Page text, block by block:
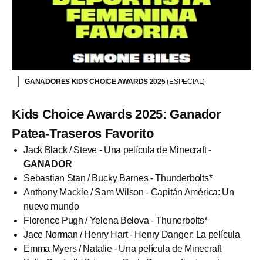
GANADORES KIDS CHOICE AWARDS 2025(ESPECIAL)
Kids Choice Awards 2025: Ganador
Patea-Traseros Favorito
Jack Black / Steve - Una película de Minecraft -
GANADOR
Sebastian Stan / Bucky Barnes - Thunderbolts*
Anthony Mackie / Sam Wilson - Capitán América: Un
nuevo mundo
Florence Pugh / Yelena Belova - Thunerbolts*
Jace Norman / Henry Hart - Henry Danger: La película
Emma Myers / Natalie - Una película de Minecraft